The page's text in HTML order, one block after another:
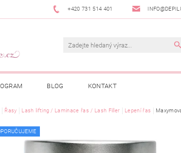
+420 731 514 401
BLOG KONTAKT
Řasy Lash lifting / Laminace řas / Lash Filler Lepení řas